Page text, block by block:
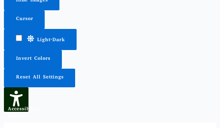
Cursor
Light-Dark
Invert Colors
Reset All Settings
Accessibility